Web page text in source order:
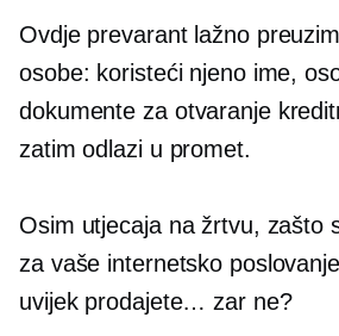
Ovdje prevarant lažno
osobe: koristeći njeno ime,
dokumente za otvaranje
zatim odlazi u promet.
Osim utjecaja na žrtvu, zašto
za vaše internetsko
uvijek prodajete… zar ne?